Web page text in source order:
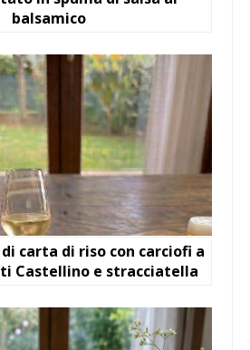
balsamico
carta di riso con carciofi a
Castellino e stracciatella